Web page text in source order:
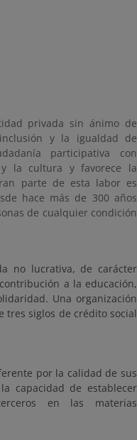
privada sin ánimo de
y la igualdad de
participativa con
la cultura y favorece la
parte de esta labor es
hace más de 300 años
de cualquier condición
no lucrativa, de carácter
a la educación,
Una organización
tres siglos de crédito social
por la calidad de sus
capacidad de establecer
en las materias